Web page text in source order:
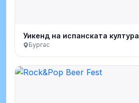
Уикенд на испанската култура
Бургас